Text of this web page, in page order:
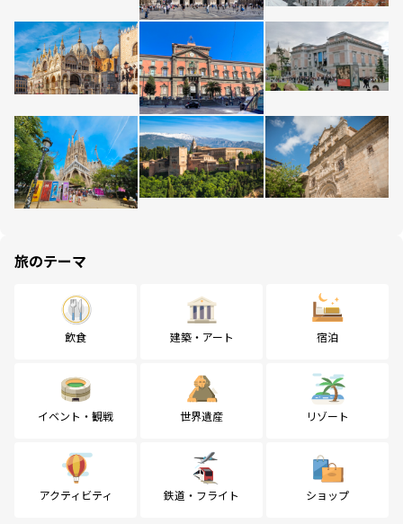
旅のテーマ
飲食 建築・アート 宿泊
イベント・観戦 世界遺産 リゾート
アクティビティ 鉄道・フライト ショップ